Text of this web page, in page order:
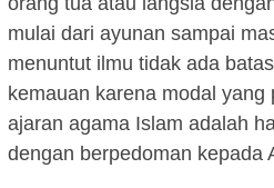
mulai dari ayunan sampai
menuntut ilmu tidak ada
kemauan karena modal yang
ajaran agama Islam adalah
dengan berpedoman kepada